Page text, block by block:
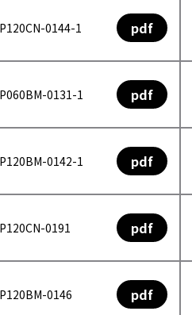
0144-1 pdf
0131-1 pdf
0142-1 pdf
0191 pdf
0146 pdf